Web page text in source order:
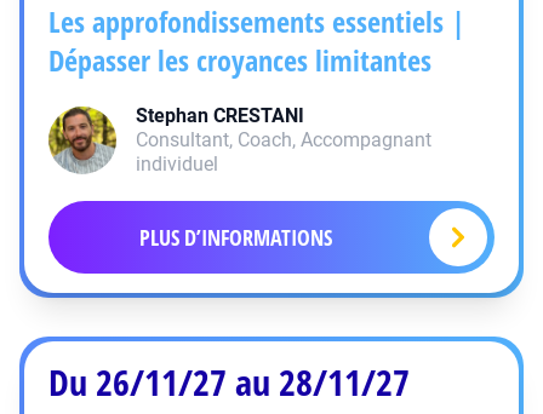
Les approfondissements essentiels |
Dépasser les croyances limitantes
Stephan CRESTANI
Consultant, Coach, Accompagnant
individuel
PLUS D’INFORMATIONS
Du 26/11/27 au 28/11/27